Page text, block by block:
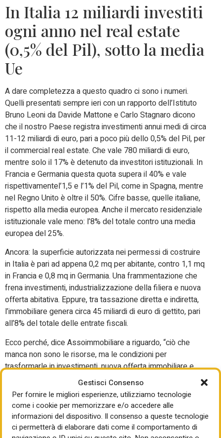
Gestisci Consenso
Per fornire le migliori esperienze, utilizziamo tecnologie
come i cookie per memorizzare e/o accedere alle
informazioni del dispositivo. Il consenso a queste tecnologie
ci permetterà di elaborare dati come il comportamento di
In Italia 12 miliardi investiti
ogni anno nel real estate
(0,5% del Pil), sotto la media
Ue
A dare completezza a questo quadro ci sono i numeri.
Quelli presentati sempre ieri con un rapporto dell’Istituto
Bruno Leoni da Davide Mattone e Carlo Stagnaro dicono
che il nostro Paese registra investimenti annui medi di circa
11-12 miliardi di euro, pari a poco più dello 0,5% del Pil, per
il commercial real estate. Che vale 780 miliardi di euro,
mentre solo il 17% è detenuto da investitori istituzionali. In
Francia e Germania questa quota supera il 40% e vale
rispettivamentel’1,5 e l’1% del Pil, come in Spagna, mentre
nel Regno Unito è oltre il 50%. Cifre basse, quelle italiane,
rispetto alla media europea. Anche il mercato residenziale
istituzionale vale meno: l’8% del totale contro una media
europea del 25%.
Ancora: la superficie autorizzata nei permessi di costruire
in Italia è pari ad appena 0,2 mq per abitante, contro 1,1 mq
in Francia e 0,8 mq in Germania. Una frammentazione che
frena investimenti, industrializzazione della filiera e nuova
offerta abitativa. Eppure, tra tassazione diretta e indiretta,
l’immobiliare genera circa 45 miliardi di euro di gettito, pari
all’8% del totale delle entrate fiscali.
Ecco perché, dice Assoimmobiliare a riguardo, “ciò che
manca non sono le risorse, ma le condizioni per
trasformarle in investimenti, nuova offerta immobiliare e
crescita economica”. In concreto, vanno rafforzati
ampliati gli strumenti di investimento come i fondi
immobiliari, Sicaf, veicoli di cartolarizzazione, società
quotate e non quotate. L’obiettivo è trasformare il risparmio
privato e i capitali istituzionali in economia reale,